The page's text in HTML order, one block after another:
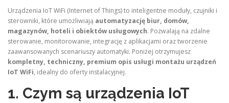
Urządzenia IoT WiFi (Internet of Things) to inteligentne moduły, czujniki i
sterowniki, które umożliwiają automatyzację biur, domów,
magazynów, hoteli i obiektów usługowych. Pozwalają na zdalne
sterowanie, monitorowanie, integrację z aplikacjami oraz tworzenie
zaawansowanych scenariuszy automatyki. Poniżej otrzymujesz
kompletny, techniczny, premium opis usługi montażu urządzeń
IoT WiFi, idealny do oferty instalacyjnej.
1. Czym są urządzenia IoT